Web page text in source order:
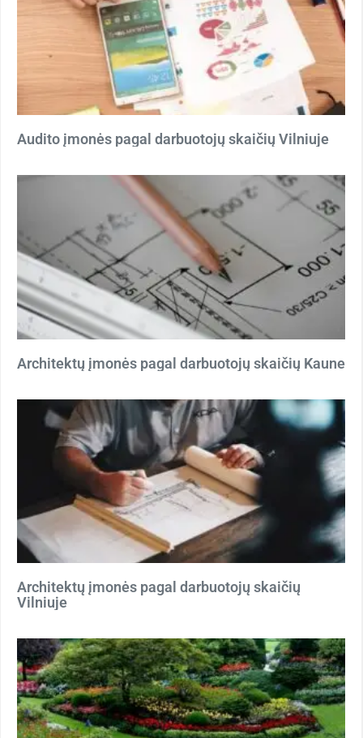
Audito įmonės pagal darbuotojų skaičių Vilniuje
Architektų įmonės pagal darbuotojų skaičių Kaune
Architektų įmonės pagal darbuotojų skaičių
Vilniuje